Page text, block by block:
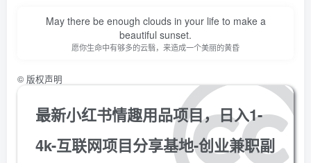
May there be enough clouds in your life to make a
beautiful sunset.
愿你生命中有够多的云翳，来造成一个美丽的黄昏
© 版权声明
最新小红书情趣用品项目，日入1-
4k-互联网项目分享基地-创业兼职副